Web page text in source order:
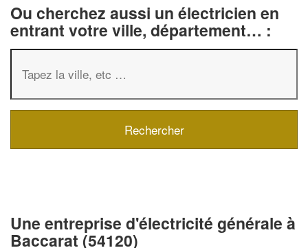
Ou cherchez aussi un électricien en
entrant votre ville, département… :
Une entreprise d'électricité générale à
Baccarat (54120)
✕
Augmentez votrechiffre
vosmargestout en gagnant de